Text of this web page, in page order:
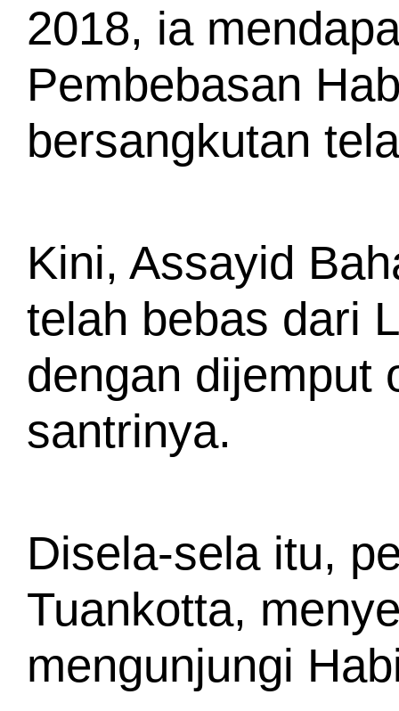
2018, ia
Pembebasan
bersangkutan
Kini, Assayid
telah bebas dari
dengan dijemput
santrinya.
Disela-sela itu,
Tuankotta,
mengunjungi